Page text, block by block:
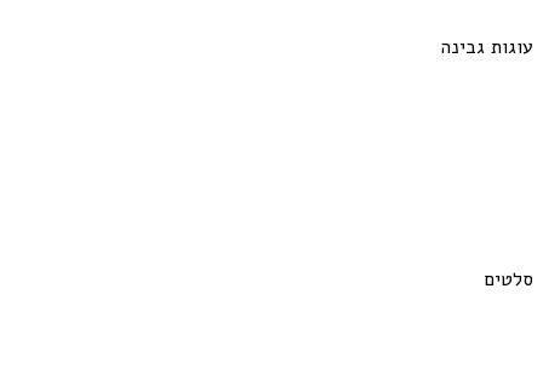
עוגות גבינה
סלטים